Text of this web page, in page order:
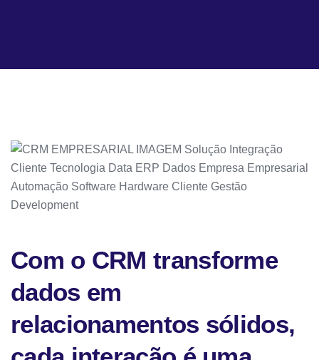
Com o CRM transforme
dados em
relacionamentos sólidos,